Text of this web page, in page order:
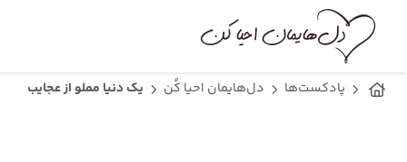
پادکست‌ها دل‌هایمان احیا کُن یک دنیا مملو از عجایب